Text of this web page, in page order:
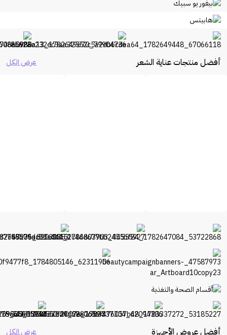
أفضل منتجات عناية الشعر عرض الكل
أفضل عروض الأجهزة عرض الكل